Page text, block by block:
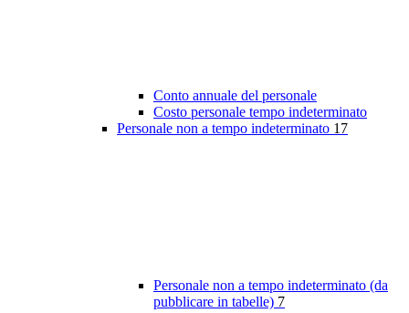
Conto annuale del personale
Costo personale tempo indeterminato
Personale non a tempo indeterminato 17
Personale non a tempo indeterminato (da
pubblicare in tabelle) 7